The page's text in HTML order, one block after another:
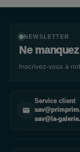
NEWSLETTER
Ne
Inscrivez-vous à
Service client
sav@la-